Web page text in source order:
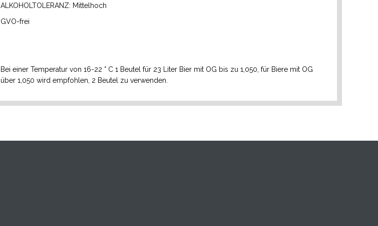
ALKOHOLTOLERANZ: Mittelhoch
GVO-frei
Bei einer Temperatur von 16-22 ° C 1 Beutel für 23 Liter Bier mit OG bis zu 1,050, für Biere mit OG
über 1,050 wird empfohlen, 2 Beutel zu verwenden.